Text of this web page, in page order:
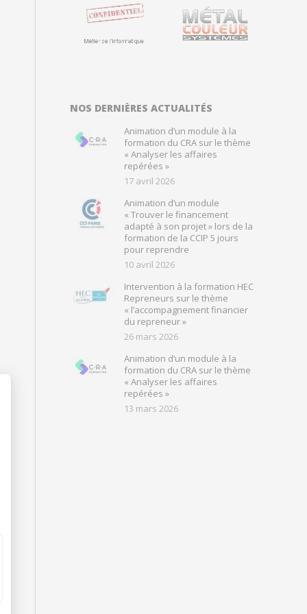
NOS DERNIÈRES ACTUALITÉS
Animation d’un module à la
formation du CRA sur le thème
« Analyser les affaires
repérées »
17 avril 2026
Animation d’un module
« Trouver le financement
adapté à son projet » lors de la
formation de la CCIP 5 jours
pour reprendre
10 avril 2026
Intervention à la formation HEC
Repreneurs sur le thème
« l’accompagnement financier
du repreneur »
26 mars 2026
Animation d’un module à la
formation du CRA sur le thème
« Analyser les affaires
repérées »
13 mars 2026